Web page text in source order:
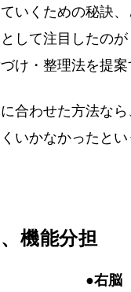
いくための秘訣
して注目したの
け・整理法を提案
合わせた方法な
いかなかったと
機能分担
●右脳